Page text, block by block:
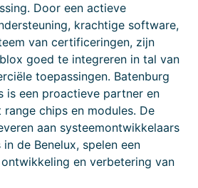
Door een actieve
krachtige software,
van certificeringen, zijn
goed te integreren in tal van
toepassingen. Batenburg
is een proactieve partner en
chips en modules. De
aan systeemontwikkelaars
de Benelux, spelen een
en verbetering van